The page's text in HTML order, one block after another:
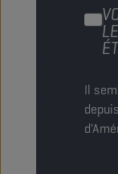
Il
les gaz
Les gaz
traversent le
Un catalyseur
lui-même ne